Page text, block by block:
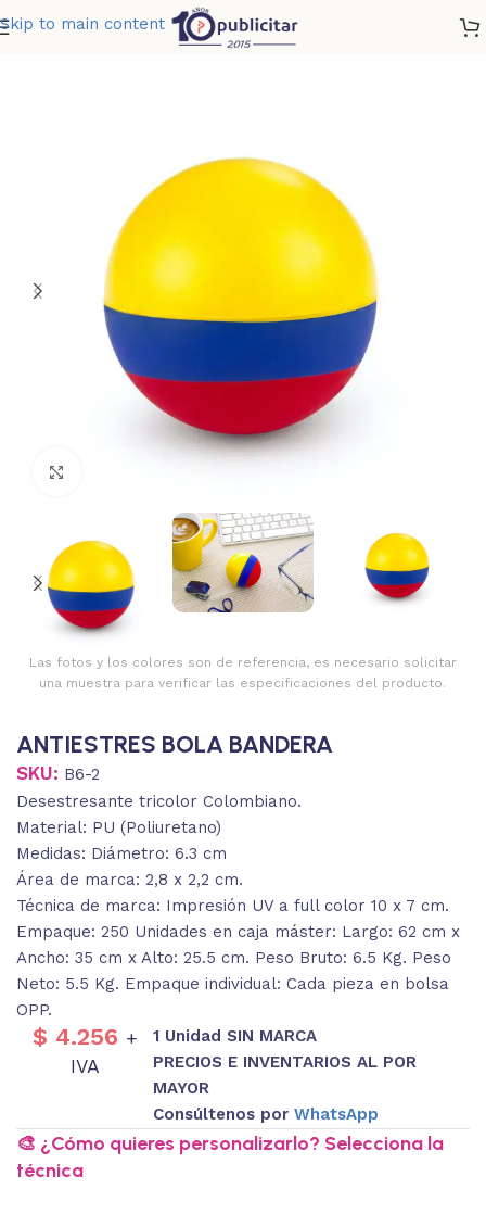
Skip to main content
ANTIESTRES BOLA BANDERA
Las fotos y los colores son de referencia, es necesario solicitar
una muestra para verificar las especificaciones del producto.
ANTIESTRES BOLA BANDERA
SKU: B6-2
Desestresante tricolor Colombiano.
Material: PU (Poliuretano)
Medidas: Diámetro: 6.3 cm
Área de marca: 2,8 x 2,2 cm.
Técnica de marca: Impresión UV a full color 10 x 7 cm.
Empaque: 250 Unidades en caja máster: Largo: 62 cm x
Ancho: 35 cm x Alto: 25.5 cm. Peso Bruto: 6.5 Kg. Peso
Neto: 5.5 Kg. Empaque individual: Cada pieza en bolsa
OPP.
$ 4.256 +
IVA
1 Unidad SIN MARCA
PRECIOS E INVENTARIOS AL POR
MAYOR
Consúltenos porWhatsApp
🎨 ¿Cómo quieres personalizarlo? Selecciona la
técnica